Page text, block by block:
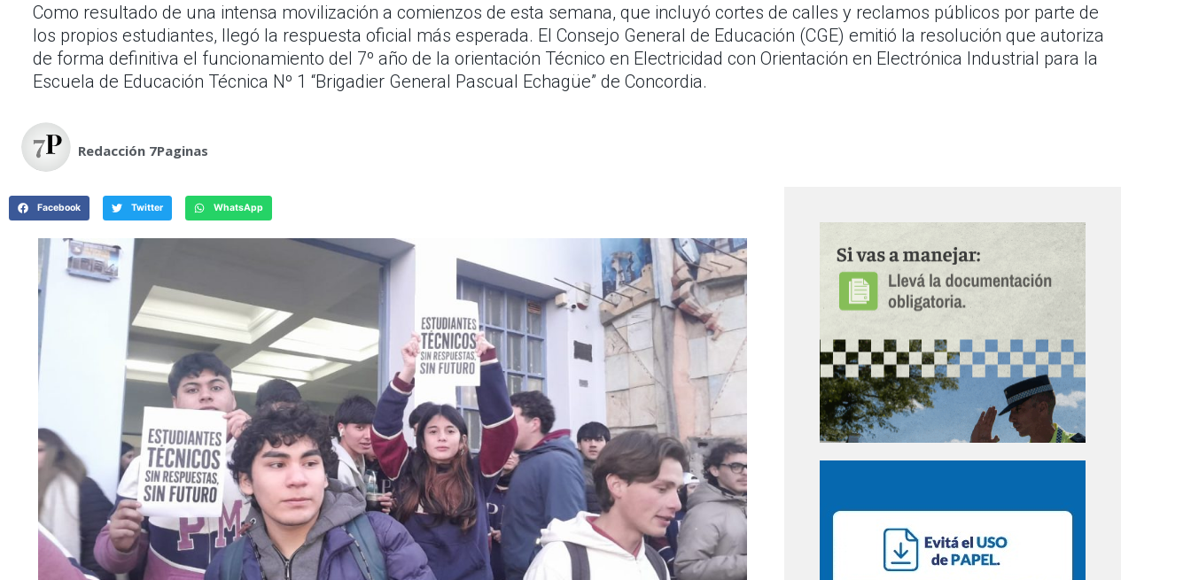
Como resultado de una intensa movilización a comienzos de esta semana, que incluyó cortes de calles y reclamos públicos por parte de
los propios estudiantes, llegó la respuesta oficial más esperada. El Consejo General de Educación (CGE) emitió la resolución que autoriza
de forma definitiva el funcionamiento del 7º año de la orientación Técnico en Electricidad con Orientación en Electrónica Industrial para la
Escuela de Educación Técnica Nº 1 “Brigadier General Pascual Echagüe” de Concordia.
Redacción 7Paginas
Facebook Twitter WhatsApp